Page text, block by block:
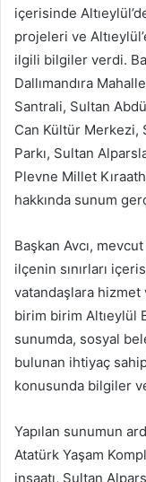
içerisinde
projeleri ve
ilgili bilgiler verdi.
Dallımandıra
Santrali, Sultan
Can Kültür Merkezi,
Parkı, Sultan
Plevne Millet
hakkında sunum
Başkan Avcı,
ilçenin sınırları
vatandaşlara hizmet
birim birim Altıeylül
sunumda, sosyal
bulunan ihtiyaç
konusunda bilgiler
Yapılan sunumun
Atatürk Yaşam
inşaatı, Sultan